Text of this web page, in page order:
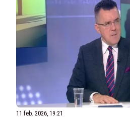
11 feb. 2026, 19:21